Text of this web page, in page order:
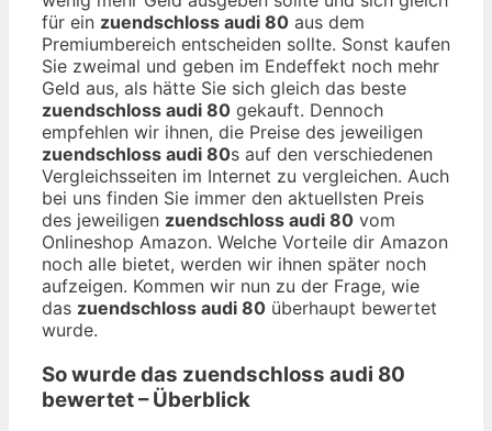
für ein zuendschloss audi 80 aus dem
Premiumbereich entscheiden sollte. Sonst kaufen
Sie zweimal und geben im Endeffekt noch mehr
Geld aus, als hätte Sie sich gleich das beste
zuendschloss audi 80 gekauft. Dennoch
empfehlen wir ihnen, die Preise des jeweiligen
zuendschloss audi 80s auf den verschiedenen
Vergleichsseiten im Internet zu vergleichen. Auch
bei uns finden Sie immer den aktuellsten Preis
des jeweiligen zuendschloss audi 80 vom
Onlineshop Amazon. Welche Vorteile dir Amazon
noch alle bietet, werden wir ihnen später noch
aufzeigen. Kommen wir nun zu der Frage, wie
das zuendschloss audi 80 überhaupt bewertet
wurde.
So wurde das zuendschloss audi 80
bewertet – Überblick